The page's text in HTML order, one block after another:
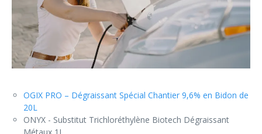
OGIX PRO – Dégraissant Spécial Chantier 9,6% en Bidon de
20L
ONYX - Substitut Trichloréthylène Biotech Dégraissant
Métaux 1L